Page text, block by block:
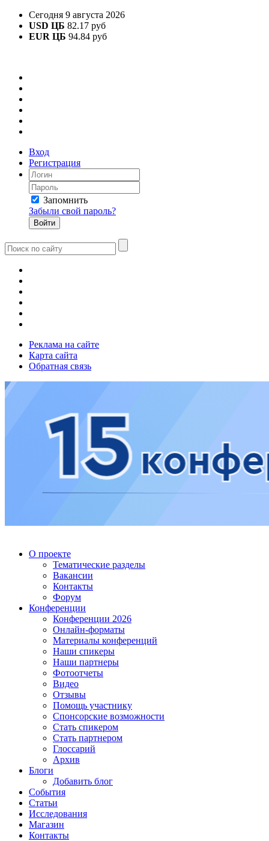
Сегодня 9 августа 2026
USD ЦБ 82.17 руб
EUR ЦБ 94.84 руб
Вход
Регистрация
Запомнить
Забыли свой пароль?
Реклама на сайте
Карта сайта
Обратная связь
О проекте
Тематические разделы
Вакансии
Контакты
Форум
Конференции
Конференции 2026
Онлайн-форматы
Материалы конференций
Наши спикеры
Наши партнеры
Фотоотчеты
Видео
Отзывы
Помощь участнику
Спонсорские возможности
Стать спикером
Стать партнером
Глоссарий
Архив
Блоги
Добавить блог
События
Статьи
Исследования
Магазин
Контакты